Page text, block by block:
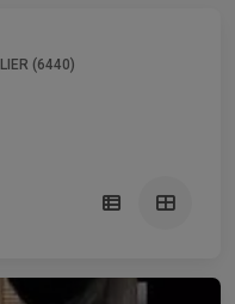
(6440)